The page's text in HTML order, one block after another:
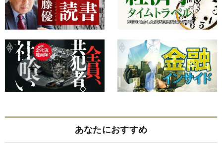
あなたにおすすめ